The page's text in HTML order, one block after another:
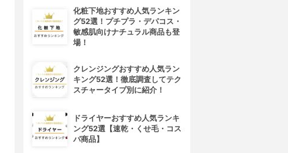
化粧下地おすすめ人気ランキン
グ52選！プチプラ・デパコス・
敏感肌向けナチュラル商品も登
場！
クレンジングおすすめ人気ラン
キング52選！徹底調査してテク
スチャータイプ別に紹介！
ドライヤーおすすめ人気ランキ
ング52選【速乾・くせ毛・コス
パ商品】